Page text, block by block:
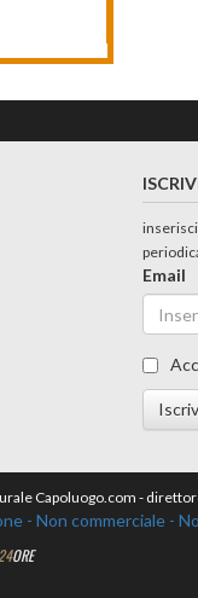
Email
Capoluogo.com -
- Non commerciale -
ORE